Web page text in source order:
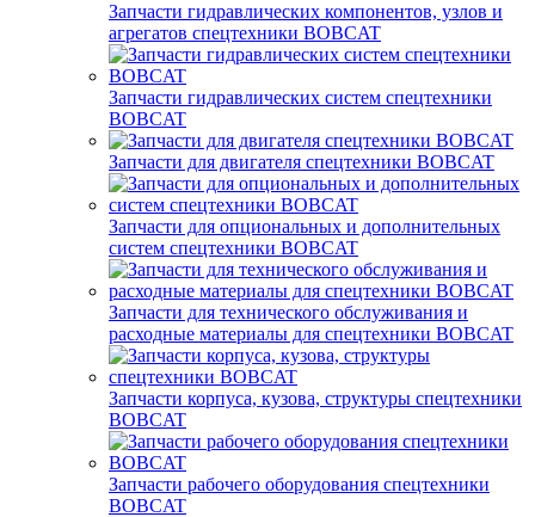
Запчасти гидравлических компонентов, узлов и
агрегатов спецтехники BOBCAT
Запчасти гидравлических систем спецтехники
BOBCAT
Запчасти для двигателя спецтехники BOBCAT
Запчасти для опциональных и дополнительных
систем спецтехники BOBCAT
Запчасти для технического обслуживания и
расходные материалы для спецтехники BOBCAT
Запчасти корпуса, кузова, структуры спецтехники
BOBCAT
Запчасти рабочего оборудования спецтехники
BOBCAT